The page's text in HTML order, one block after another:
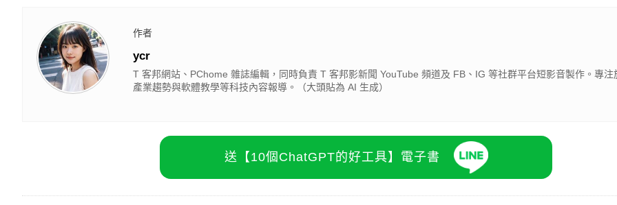
作者
ycr
T 客邦網站、PChome 雜誌編輯，同時負責 T 客邦影新聞 YouTube 頻道及 FB、IG 等社群平台短影音製作。專注
產業趨勢與軟體教學等科技內容報導。（大頭貼為 AI 生成）
送【10個ChatGPT的好工具】電子書